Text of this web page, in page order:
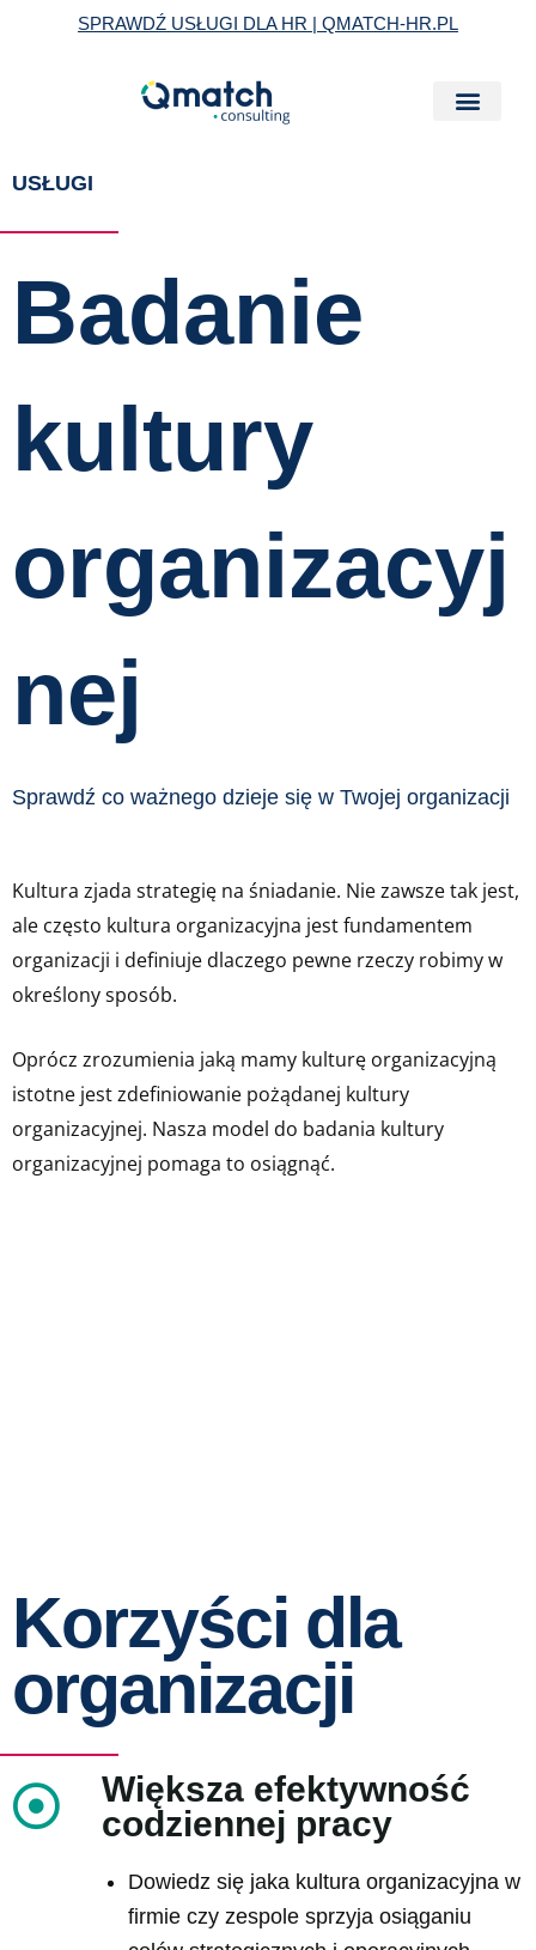
SPRAWDŹ USŁUGI DLA HR | QMATCH-HR.PL
USŁUGI
Badanie
kultury
organizacyj
nej
Sprawdź co ważnego dzieje się w Twojej organizacji
Kultura zjada strategię na śniadanie. Nie zawsze tak jest,
ale często kultura organizacyjna jest fundamentem
organizacji i definiuje dlaczego pewne rzeczy robimy w
określony sposób.
Oprócz zrozumienia jaką mamy kulturę organizacyjną
istotne jest zdefiniowanie pożądanej kultury
organizacyjnej. Nasza model do badania kultury
organizacyjnej pomaga to osiągnąć.
Korzyści dla
organizacji
Większa efektywność
codziennej pracy
Dowiedz się jaka kultura organizacyjna w
firmie czy zespole sprzyja osiąganiu